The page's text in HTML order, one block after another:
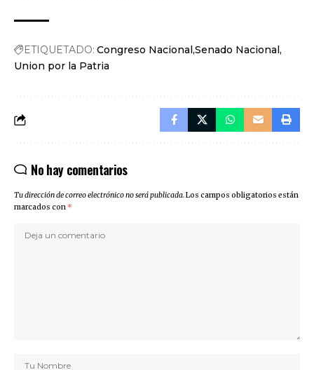
ETIQUETADO: Congreso Nacional Senado Nacional
Union por la Patria
No hay comentarios
Tu dirección de correo electrónico no será publicada.Los campos obligatorios están
marcados con *